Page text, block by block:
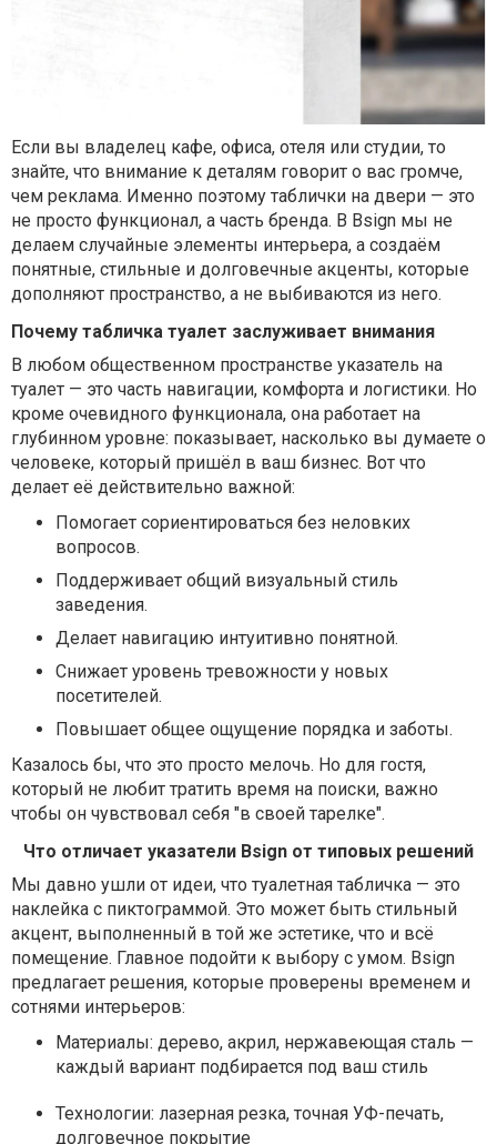
Если вы владелец кафе, офиса, отеля или студии, то
знайте, что внимание к деталям говорит о вас громче,
чем реклама. Именно поэтому таблички на двери — это
не просто функционал, а часть бренда. В Bsign мы не
делаем случайные элементы интерьера, а создаём
понятные, стильные и долговечные акценты, которые
дополняют пространство, а не выбиваются из него.
Почему табличка туалет заслуживает внимания
В любом общественном пространстве указатель на
туалет — это часть навигации, комфорта и логистики. Но
кроме очевидного функционала, она работает на
глубинном уровне: показывает, насколько вы думаете о
человеке, который пришёл в ваш бизнес. Вот что
делает её действительно важной:
Помогает сориентироваться без неловких
вопросов.
Поддерживает общий визуальный стиль
заведения.
Делает навигацию интуитивно понятной.
Снижает уровень тревожности у новых
посетителей.
Повышает общее ощущение порядка и заботы.
Казалось бы, что это просто мелочь. Но для гостя,
который не любит тратить время на поиски, важно
чтобы он чувствовал себя "в своей тарелке".
Что отличает указатели Bsign от типовых решений
Мы давно ушли от идеи, что туалетная табличка — это
наклейка с пиктограммой. Это может быть стильный
акцент, выполненный в той же эстетике, что и всё
помещение. Главное подойти к выбору с умом. Bsign
предлагает решения, которые проверены временем и
сотнями интерьеров:
Материалы: дерево, акрил, нержавеющая сталь —
каждый вариант подбирается под ваш стиль
Технологии: лазерная резка, точная УФ-печать,
долговечное покрытие